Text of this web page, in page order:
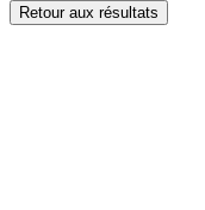
Retour aux résultats